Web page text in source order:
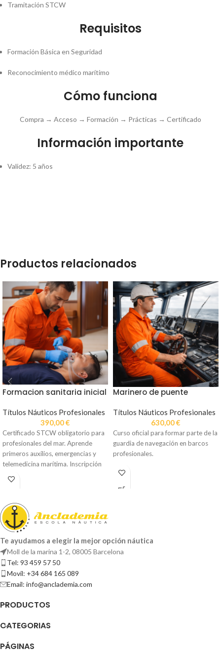
Tramitación STCW
Requisitos
Formación Básica en Seguridad
Reconocimiento médico marítimo
Cómo funciona
Compra → Acceso → Formación → Prácticas → Certificado
Información importante
Validez: 5 años
Productos relacionados
Formacion sanitaria inicial
Títulos Náuticos Profesionales
390,00€
Certificado STCW obligatorio para
profesionales del mar. Aprende
primeros auxilios, emergencias y
telemedicina marítima. Inscripción
inmediata.
Marinero de puente
Títulos Náuticos Profesionales
630,00€
Curso oficial para formar parte de la
guardia de navegación en barcos
profesionales.
Te ayudamos a elegir la mejor opción náutica
Moll de la marina 1-2, 08005 Barcelona
Tel: 93 459 57 50
Movil: +34 684 165 089
Email: info@anclademia.com
PRODUCTOS
CATEGORIAS
PÁGINAS